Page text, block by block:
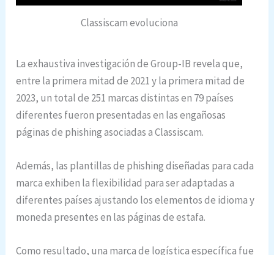
Classiscam evoluciona
La exhaustiva investigación de Group-IB revela que,
entre la primera mitad de 2021 y la primera mitad de
2023, un total de 251 marcas distintas en 79 países
diferentes fueron presentadas en las engañosas
páginas de phishing asociadas a Classiscam.
Además, las plantillas de phishing diseñadas para cada
marca exhiben la flexibilidad para ser adaptadas a
diferentes países ajustando los elementos de idioma y
moneda presentes en las páginas de estafa.
Como resultado, una marca de logística específica fue